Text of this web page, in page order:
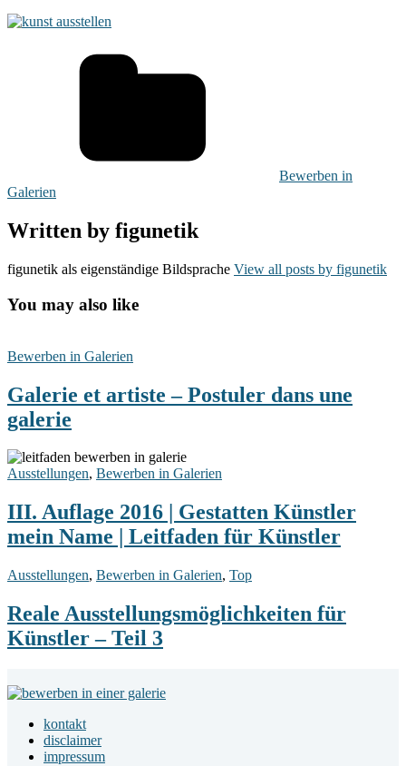
Bewerben in
Galerien
Written by figunetik
figunetik als eigenständige Bildsprache View all posts by figunetik
You may also like
et
–
Postuler
dans
galerie
Bewerben in Galerien
Galerie et artiste – Postuler dans une
galerie
III.
Auflage
|
Gestatten
Künstler
Name
|
Leitfaden
für
Künstler
Ausstellungen, Bewerben in Galerien
III. Auflage 2016 | Gestatten Künstler
mein Name | Leitfaden für Künstler
Reale
für
Künstler
–
Ausstellungen, Bewerben in Galerien, Top
Reale Ausstellungsmöglichkeiten für
Künstler – Teil 3
Footer
Widget
Areakontakt
disclaimer
impressum